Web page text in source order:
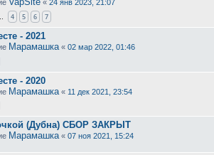
« 24 янв 2023, 21:07
4 5 6 7
- 2021
Марамашка « 02 мар 2022, 01:46
- 2020
Марамашка « 11 дек 2021, 23:54
(Дубна) СБОР ЗАКРЫТ
Марамашка « 07 ноя 2021, 15:24